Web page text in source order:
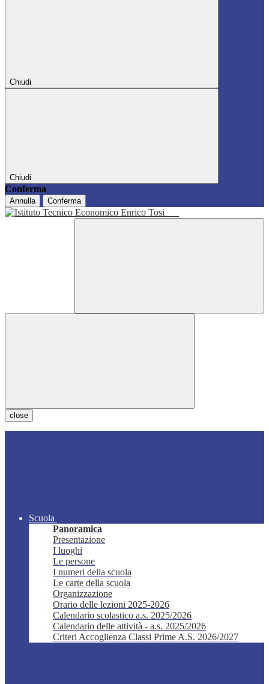
Chiudi
Chiudi
Conferma
Annulla Conferma
close
Scuola
Panoramica
Presentazione
I luoghi
Le persone
I numeri della scuola
Le carte della scuola
Organizzazione
Orario delle lezioni 2025-2026
Calendario scolastico a.s. 2025/2026
Calendario delle attività - a.s. 2025/2026
Criteri Accoglienza Classi Prime A.S. 2026/2027